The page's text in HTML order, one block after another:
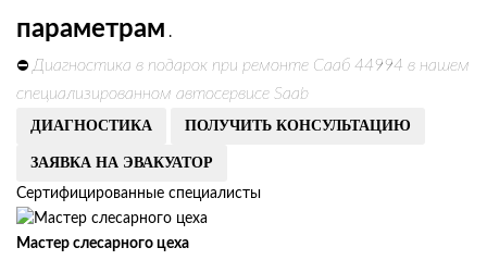
параметрам .
⛔ Диагностика в подарок при ремонте Сааб 44994 в нашем
специализированном автосервисе Saab
ДИАГНОСТИКА ПОЛУЧИТЬ КОНСУЛЬТАЦИЮ
ЗАЯВКА НА ЭВАКУАТОР
Сертифицированные специалисты
Мастер слесарного цеха